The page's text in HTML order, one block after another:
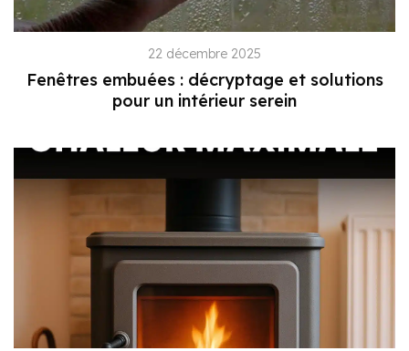
22 décembre 2025
Fenêtres embuées : décryptage et solutions
pour un intérieur serein